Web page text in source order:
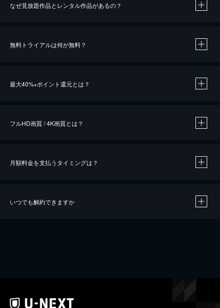
なぜ見放題作品とレンタル作品があるの？
無料トライアルは何が無料？
最大40%※ポイント還元とは？
※40％ポイント還元の対象は、クレジットカード決済による作品の購入 / レンタルです。
フルHD画質 / 4K画質とは？
月額料金を支払うタイミングは？
いつでも解約できますか